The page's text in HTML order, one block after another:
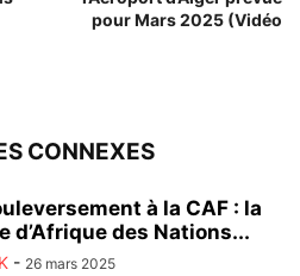
pour Mars 2025 (Vidéo
CONNEXES
à la CAF : la
d’Afrique des Nations...
- 26 mars 2025